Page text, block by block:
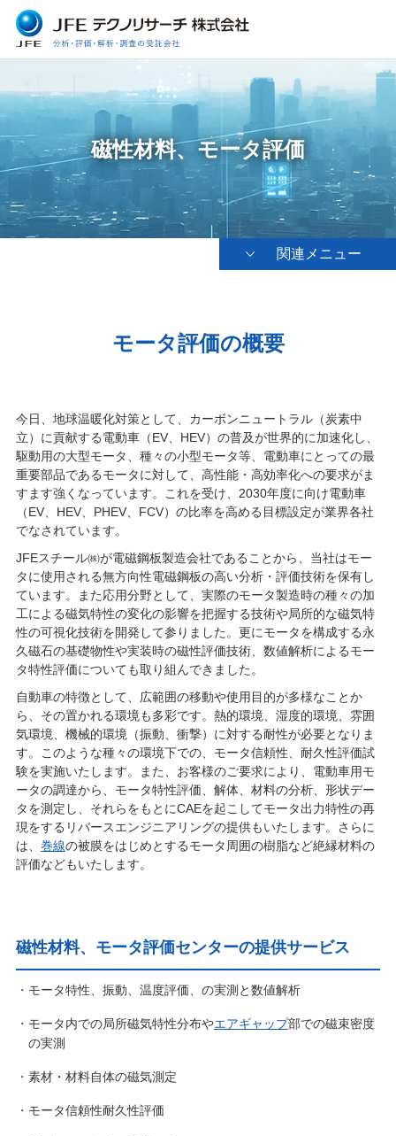
磁性材料、モータ評価
関連メニュー
モータ評価の概要
今日、地球温暖化対策として、カーボンニュートラル（炭素中
立）に貢献する電動車（EV、HEV）の普及が世界的に加速化し、
駆動用の大型モータ、種々の小型モータ等、電動車にとっての最
重要部品であるモータに対して、高性能・高効率化への要求がま
すます強くなっています。これを受け、2030年度に向け電動車
（EV、HEV、PHEV、FCV）の比率を高める目標設定が業界各社
でなされています。
JFEスチール㈱が電磁鋼板製造会社であることから、当社はモー
タに使用される無方向性電磁鋼板の高い分析・評価技術を保有し
ています。また応用分野として、実際のモータ製造時の種々の加
工による磁気特性の変化の影響を把握する技術や局所的な磁気特
性の可視化技術を開発して参りました。更にモータを構成する永
久磁石の基礎物性や実装時の磁性評価技術、数値解析によるモー
タ特性評価についても取り組んできました。
自動車の特徴として、広範囲の移動や使用目的が多様なことか
ら、その置かれる環境も多彩です。熱的環境、湿度的環境、雰囲
気環境、機械的環境（振動、衝撃）に対する耐性が必要となりま
す。このような種々の環境下での、モータ信頼性、耐久性評価試
験を実施いたします。また、お客様のご要求により、電動車用モ
ータの調達から、モータ特性評価、解体、材料の分析、形状デー
タを測定し、それらをもとにCAEを起こしてモータ出力特性の再
現をするリバースエンジニアリングの提供もいたします。さらに
は、 巻線の被膜をはじめとするモータ周囲の樹脂など絶縁材料の
評価などもいたします。
磁性材料、モータ評価センターの提供サービス
モータ特性、振動、温度評価、の実測と数値解析
モータ内での局所磁気特性分布やエアギャップ部での磁束密度
の実測
素材・材料自体の磁気測定
モータ信頼性耐久性評価